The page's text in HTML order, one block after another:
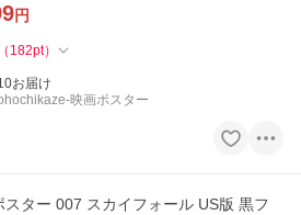
円
（ 182pt）
お届け
映画ポスター
スター 007 スカイフォール US版 黒フ